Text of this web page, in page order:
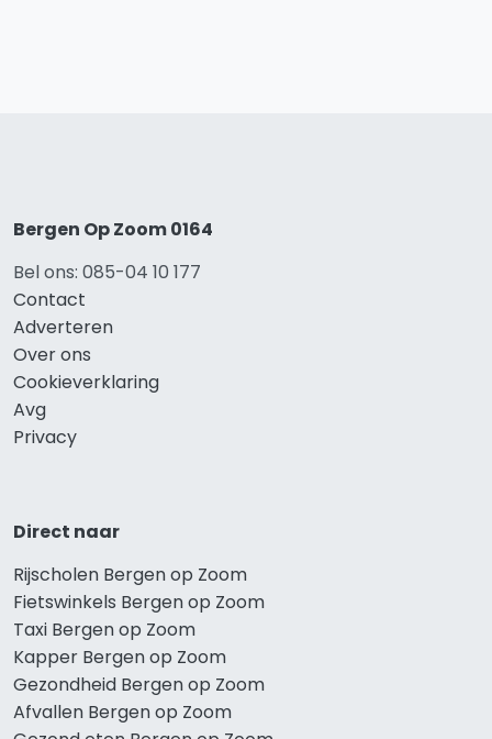
Bergen Op Zoom 0164
Bel ons: 085-04 10 177
Contact
Adverteren
Over ons
Cookieverklaring
Avg
Privacy
Direct naar
Rijscholen Bergen op Zoom
Fietswinkels Bergen op Zoom
Taxi Bergen op Zoom
Kapper Bergen op Zoom
Gezondheid Bergen op Zoom
Afvallen Bergen op Zoom